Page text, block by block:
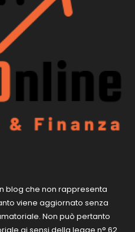
blog che non rappresenta
viene aggiornato senza
Non può pertanto